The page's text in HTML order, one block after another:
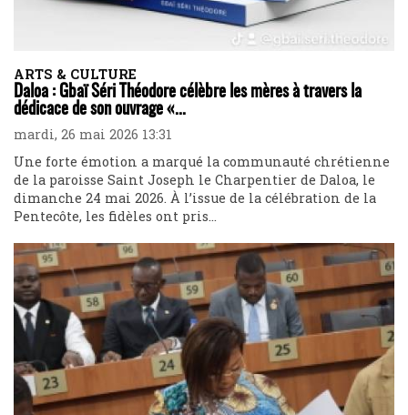
ARTS & CULTURE
Daloa : Gbaï Séri Théodore célèbre les mères à travers la
dédicace de son ouvrage «...
mardi, 26 mai 2026 13:31
Une forte émotion a marqué la communauté chrétienne
de la paroisse Saint Joseph le Charpentier de Daloa, le
dimanche 24 mai 2026. À l’issue de la célébration de la
Pentecôte, les fidèles ont pris...